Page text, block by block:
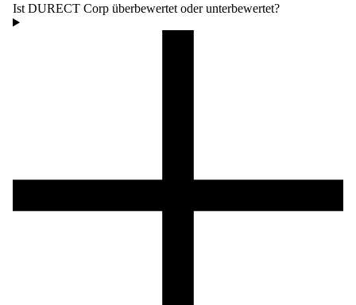
Ist DURECT Corp überbewertet oder unterbewertet?